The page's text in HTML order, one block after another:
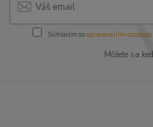
Súhlasím sospracovaním
Môžete sa